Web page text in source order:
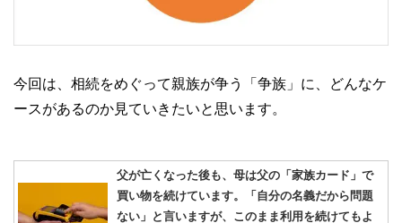
今回は、相続をめぐって親族が争う「争族」に、どんなケ
ースがあるのか見ていきたいと思います。
父が亡くなった後も、母は父の「家族カード」で
買い物を続けています。「自分の名義だから問題
ない」と言いますが、このまま利用を続けてもよ